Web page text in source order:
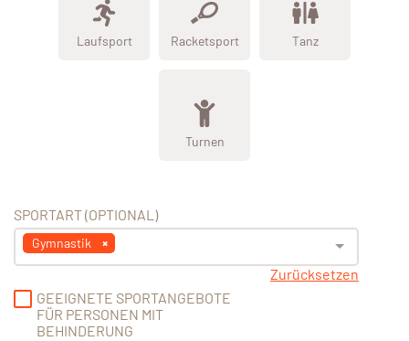
Laufsport Racketsport Tanz
Turnen
SPORTART (OPTIONAL)
Gymnastik
Zurücksetzen
GEEIGNETE SPORTANGEBOTE
FÜR PERSONEN MIT
BEHINDERUNG